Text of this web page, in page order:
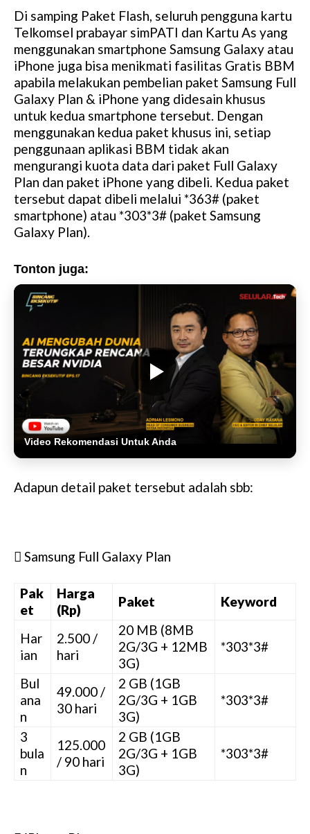
Di samping Paket Flash, seluruh pengguna kartu
Telkomsel prabayar simPATI dan Kartu As yang
menggunakan smartphone Samsung Galaxy atau
iPhone juga bisa menikmati fasilitas Gratis BBM
apabila melakukan pembelian paket Samsung Full
Galaxy Plan & iPhone yang didesain khusus
untuk kedua smartphone tersebut. Dengan
menggunakan kedua paket khusus ini, setiap
penggunaan aplikasi BBM tidak akan
mengurangi kuota data dari paket Full Galaxy
Plan dan paket iPhone yang dibeli. Kedua paket
tersebut dapat dibeli melalui *363# (paket
smartphone) atau *303*3# (paket Samsung
Galaxy Plan).
Tonton juga:
Video Rekomendasi Untuk Anda
Adapun detail paket tersebut adalah sbb:
 Samsung Full Galaxy Plan
Pak
et
Harga
(Rp)
Paket Keyword
Har
ian
2.500 /
hari
20 MB (8MB
2G/3G + 12MB
3G)
*303*3#
Bul
ana
n
49.000 /
30 hari
2 GB (1GB
2G/3G + 1GB
3G)
*303*3#
3
bula
n
125.000
/ 90 hari
2 GB (1GB
2G/3G + 1GB
3G)
*303*3#